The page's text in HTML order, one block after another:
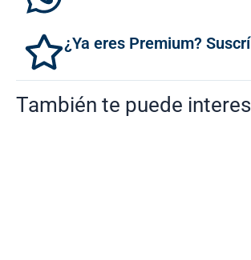
¿Ya eres Premium?
También te puede